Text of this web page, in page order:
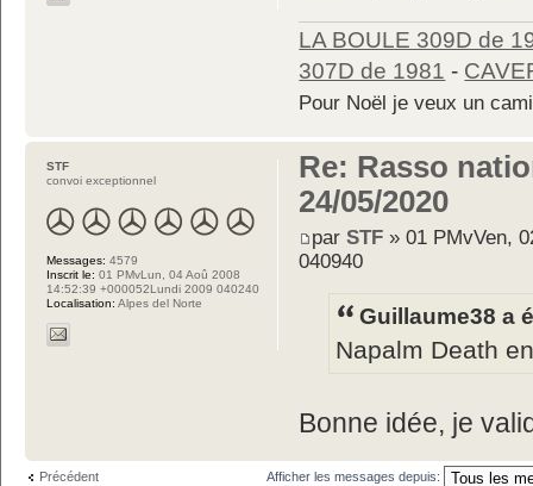
LA BOULE 309D de
307D de 1981 -
Pour Noël je veux un
Re: Rasso
24/05/2020
parSTF » 01 PMvVen,
040940
Guillaume38 a
Napalm Death
Bonne idée, je
STF
convoi exceptionnel
Messages: 4579
Inscrit le: 01 PMvLun, 04 Aoû 2008
14:52:39 +000052Lundi 2009 040240
Localisation: Alpes del Norte
Précédent Afficher les messages depuis: